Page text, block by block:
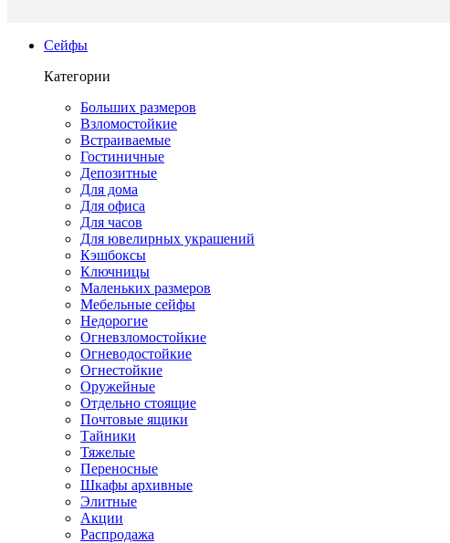
Сейфы
Категории
Больших размеров
Взломостойкие
Встраиваемые
Гостиничные
Депозитные
Для дома
Для офиса
Для часов
Для ювелирных украшений
Кэшбоксы
Ключницы
Маленьких размеров
Мебельные сейфы
Недорогие
Огневзломостойкие
Огневодостойкие
Огнестойкие
Оружейные
Отдельно стоящие
Почтовые ящики
Тайники
Тяжелые
Переносные
Шкафы архивные
Элитные
Акции
Распродажа